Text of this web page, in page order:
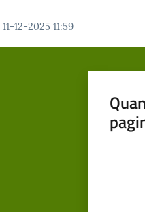
11-12-2025 11:59